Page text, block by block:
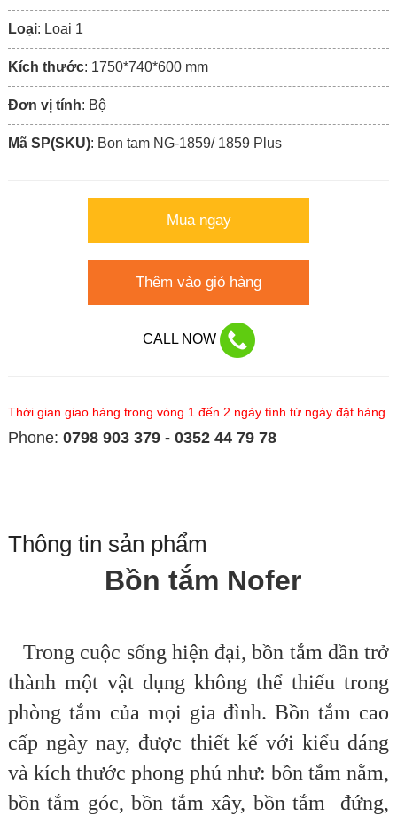
Loại: Loại 1
Kích thước: 1750*740*600 mm
Đơn vị tính: Bộ
Mã SP(SKU): Bon tam NG-1859/ 1859 Plus
Mua ngay
Thêm vào giỏ hàng
CALL NOW
Thời gian giao hàng trong vòng 1 đến 2 ngày tính từ ngày đặt hàng.
Phone: 0798 903 379 - 0352 44 79 78
Thông tin sản phẩm
Bồn tắm Nofer
Trong cuộc sống hiện đại, bồn tắm dần trở
thành một vật dụng không thể thiếu trong
phòng tắm của mọi gia đình. Bồn tắm cao
cấp ngày nay, được thiết kế với kiểu dáng
và kích thước phong phú như: bồn tắm nằm,
bồn tắm góc, bồn tắm xây, bồn tắm đứng,